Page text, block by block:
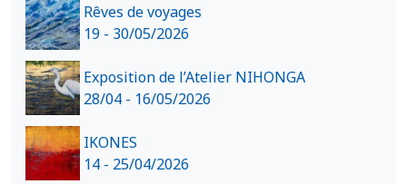
Rêves de voyages
19 - 30/05/2026
Exposition de l’Atelier NIHONGA
28/04 - 16/05/2026
IKONES
14 - 25/04/2026